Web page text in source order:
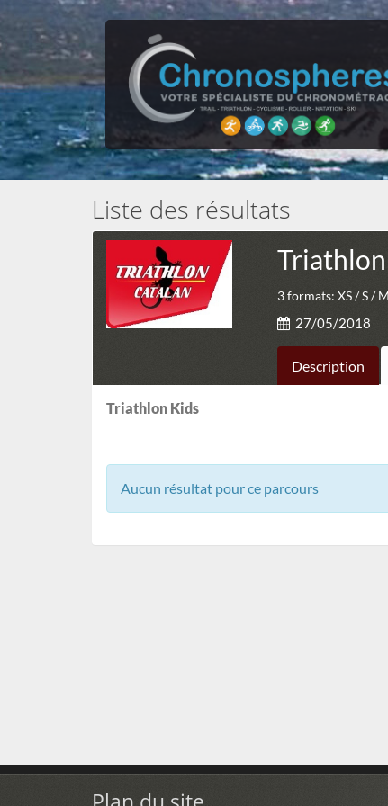
Liste des résultats
3 formats: XS / S /
27/05/2018
Description
Triathlon Kids
Aucun résultat pour ce parcours